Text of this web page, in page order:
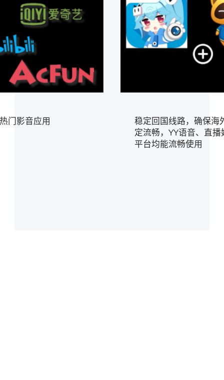
门影音应用
稳定回国线路，确保海
定流畅，YY语音、直
平台均能流畅使用